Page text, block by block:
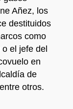
Añez, los
destituidos
como
el jefe del
en
de
otros.